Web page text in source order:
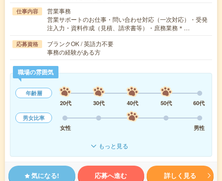
仕事内容
営業事務
営業サポートのお仕事・問い合わせ対応（一次対応）・受発
注入力・資料作成（見積、請求書等）・庶務業務＊…
応募資格
ブランクOK / 英語力不要
事務の経験がある方
職場の雰囲気
年齢層
20代
30代 40代 50代
60代
男女比率
女性
男性
もっと見る
気になる! 応募へ進む 詳しく見る